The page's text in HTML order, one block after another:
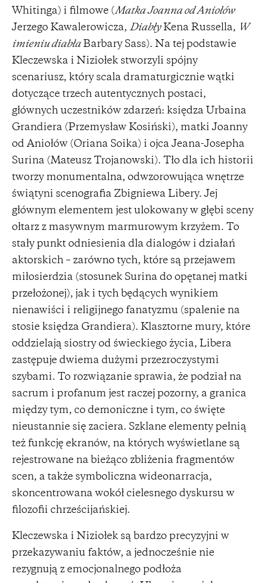
Whitinga) i filmowe (Matka Joanna od Aniołów
Jerzego Kawalerowicza, DiabłyKena Russella,
W
imieniu diabłaBarbary Sass). Na tej podstawie
Kleczewska i Niziołek stworzyli spójny
scenariusz, który scala dramaturgicznie wątki
dotyczące trzech autentycznych postaci,
głównych uczestników zdarzeń: księdza Urbaina
Grandiera (Przemysław Kosiński), matki Joanny
od Aniołów (Oriana Soika) i ojca Jeana-Josepha
Surina (Mateusz Trojanowski). Tło dla ich historii
tworzy monumentalna, odwzorowująca wnętrze
świątyni scenografia Zbigniewa Libery. Jej
głównym elementem jest ulokowany w głębi sceny
ołtarz z masywnym marmurowym krzyżem. To
stały punkt odniesienia dla dialogów i działań
aktorskich – zarówno tych, które są przejawem
miłosierdzia (stosunek Surina do opętanej matki
przełożonej), jak i tych będących wynikiem
nienawiści i religijnego fanatyzmu (spalenie na
stosie księdza Grandiera). Klasztorne mury, które
oddzielają siostry od świeckiego życia, Libera
zastępuje dwiema dużymi przezroczystymi
szybami. To rozwiązanie sprawia, że podział na
sacrum i profanum jest raczej pozorny, a granica
między tym, co demoniczne i tym, co święte
nieustannie się zaciera. Szklane elementy pełnią
też funkcję ekranów, na których wyświetlane są
rejestrowane na bieżąco zbliżenia fragmentów
scen, a także symboliczna wideonarracja,
skoncentrowana wokół cielesnego dyskursu w
filozofii chrześcijańskiej.
Kleczewska i Niziołek są bardzo precyzyjni w
przekazywaniu faktów, a jednocześnie nie
rezygnują z emocjonalnego podłoża